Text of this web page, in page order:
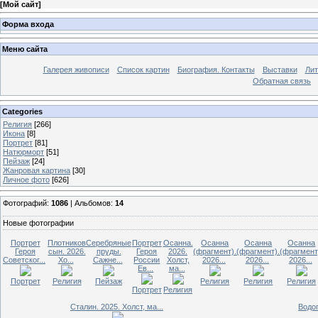
[Мой сайт]
Форма входа
Меню сайта
Галерея живописи Список картин Биография. Контакты Выставки
Обратная связь
Categories
Религия [266]
Икона [8]
Портрет [81]
Натюрморт [51]
Пейзаж [24]
Жанровая картина [30]
Личное фото [626]
Фотографий: 1086 | Альбомов: 14
Новые фотографии
Портрет
Героя
Советског...
Портрет
Плотников
сын. 2026.
Хо...
Религия
Серебряные
пруды.
Сажне...
Пейзаж
Портрет
Героя
России
Ев...
Портрет
Осанна.
2026.
Холст,
ма...
Религия
Осанна
(фрагмент).
2026...
Религия
Осанна
(фрагмент).
2026...
Религия
Осанна
2026...
Религия
Сталин. 2025. Холст, ма...